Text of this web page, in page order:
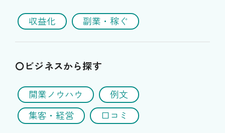
収益化 副業・稼ぐ
〇ビジネスから探す
開業ノウハウ
例文
集客・経営
口コミ